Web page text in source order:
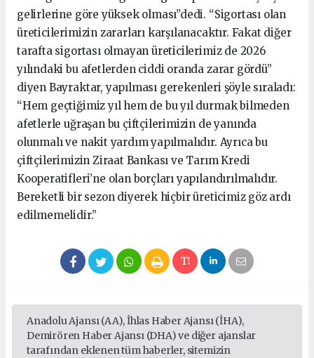
gelirlerine göre yüksek olması”dedi. “Sigortası olan
üreticilerimizin zararları karşılanacaktır. Fakat diğer
tarafta sigortası olmayan üreticilerimiz de 2026
yılındaki bu afetlerden ciddi oranda zarar gördü”
diyen Bayraktar, yapılması gerekenleri şöyle sıraladı:
“Hem geçtiğimiz yıl hem de bu yıl durmak bilmeden
afetlerle uğraşan bu çiftçilerimizin de yanında
olunmalı ve nakit yardım yapılmalıdır. Ayrıca bu
çiftçilerimizin Ziraat Bankası ve Tarım Kredi
Kooperatifleri’ne olan borçları yapılandırılmalıdır.
Bereketli bir sezon diyerek hiçbir üreticimiz göz ardı
edilmemelidir.”
Anadolu Ajansı (AA), İhlas Haber Ajansı (İHA),
Demirören Haber Ajansı (DHA) ve diğer ajanslar
tarafından eklenen tüm haberler, sitemizin